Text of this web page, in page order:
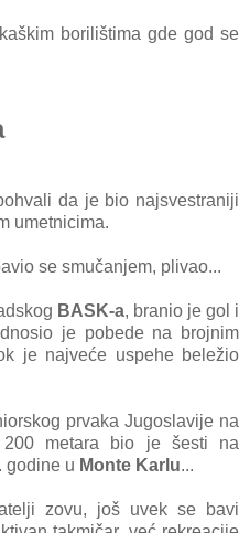
borilištima gde god se
da je bio najsvestraniji
umetnicima.
se smučanjem, plivao...
BASK-a, branio je gol i
je pobede na brojnim
je najveće uspehe beležio
prvaka Jugoslavije na
metara bio je šesti na
. godine u Monte Karlu...
zovu, još uvek se bavi